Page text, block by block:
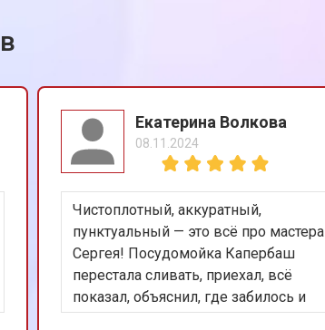
от 40 мин
от 50 мин
от 50 мин
Екатерина Волкова
08.11.2024
Чистоплотный, аккуратный,
пунктуальный — это всё про мастера
Сергея! Посудомойка Капербаш
перестала сливать, приехал, всё
показал, объяснил, где забилось и
почему. Починил за 40 минут, в